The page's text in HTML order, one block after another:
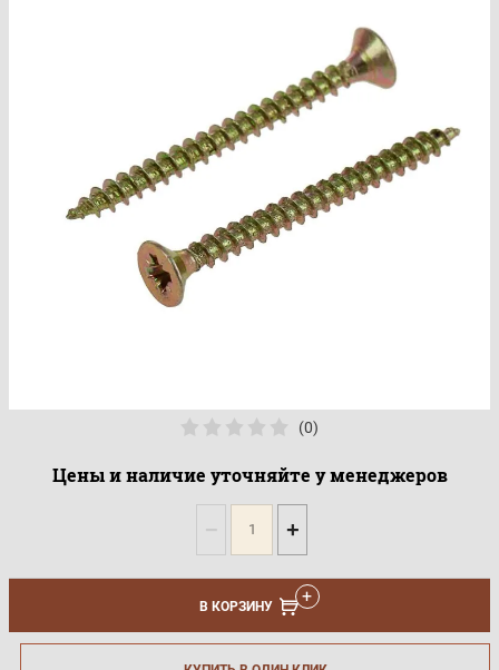
(0)
Цены и наличие уточняйте у менеджеров
− +
В КОРЗИНУ